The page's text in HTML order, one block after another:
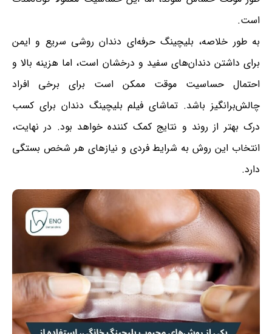
است.
به طور خلاصه، بلیچینگ حرفه‌ای دندان روشی سریع و ایمن
برای داشتن دندان‌های سفید و درخشان است، اما هزینه بالا و
احتمال حساسیت موقت ممکن است برای برخی افراد
چالش‌برانگیز باشد. تماشای فیلم بلیچینگ دندان برای کسب
درک بهتر از روند و نتایج کمک کننده خواهد بود. در نهایت،
انتخاب این روش به شرایط فردی و نیازهای هر شخص بستگی
دارد.